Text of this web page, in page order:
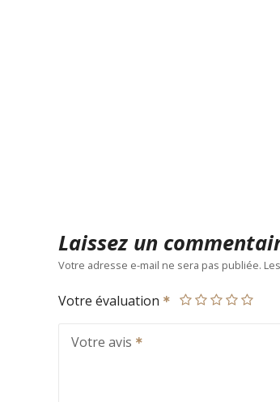
Laissez un
Votre adresse e-mail ne sera pas publiée.
Votre évaluation
Votre avis